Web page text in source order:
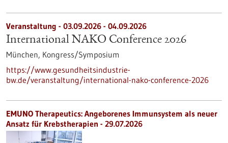
Veranstaltung - 03.09.2026 - 04.09.2026
International NAKO Conference 2026
München, Kongress/Symposium
https://www.gesundheitsindustrie-
bw.de/veranstaltung/international-nako-conference-2026
EMUNO Therapeutics: Angeborenes Immunsystem als neuer
Ansatz für Krebstherapien - 29.07.2026